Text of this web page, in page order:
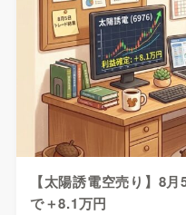
【太陽誘電空売り】8
で＋8.1万円